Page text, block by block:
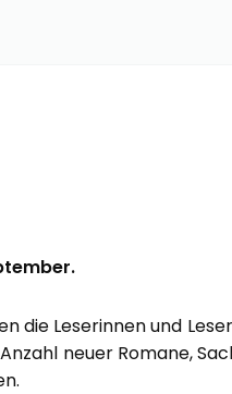
die Leserinnen und
neuer Romane,